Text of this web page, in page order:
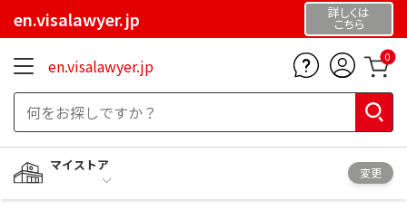
en.visalawyer.jp 詳しくは
こちら
en.visalawyer.jp 0
マイストア
変更